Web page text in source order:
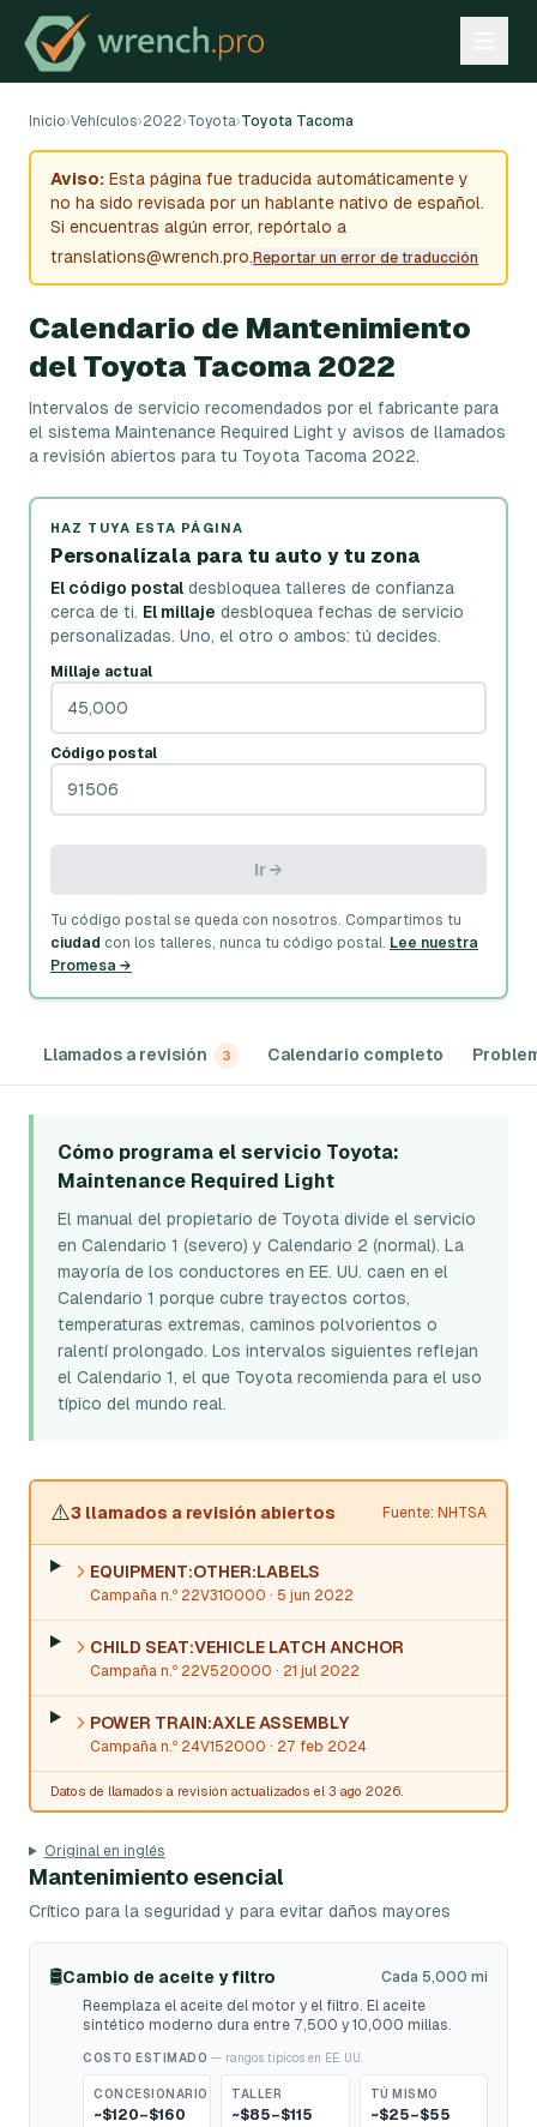
Inicio›Vehículos›2022›Toyota›Toyota Tacoma
Aviso: Esta página fue traducida automáticamente y
no ha sido revisada por un hablante nativo de español.
Si encuentras algún error, repórtalo a
translations@wrench.pro. Reportar un error de traducción
Calendario de Mantenimiento
del Toyota Tacoma 2022
Intervalos de servicio recomendados por el fabricante para
el sistema Maintenance Required Light y avisos de llamados
a revisión abiertos para tu Toyota Tacoma 2022.
HAZ TUYA ESTA PÁGINA
Personalízala para tu auto y tu zona
El código postal desbloquea talleres de confianza
cerca de ti. El millaje desbloquea fechas de servicio
personalizadas. Uno, el otro o ambos: tú decides.
Millaje actual
Código postal
Ir →
Tu código postal se queda con nosotros. Compartimos tu
ciudad con los talleres, nunca tu código postal. Lee nuestra
Promesa →
Llamados a revisión 3 Calendario completo
Cómo programa el servicio Toyota:
Maintenance Required Light
El manual del propietario de Toyota divide el servicio
en Calendario 1 (severo) y Calendario 2 (normal). La
mayoría de los conductores en EE. UU. caen en el
Calendario 1 porque cubre trayectos cortos,
temperaturas extremas, caminos polvorientos o
ralentí prolongado. Los intervalos siguientes reflejan
el Calendario 1, el que Toyota recomienda para el uso
típico del mundo real.
⚠️3 llamados a revisión abiertos Fuente: NHTSA
EQUIPMENT:OTHER:LABELS
Campaña n.º 22V310000 · 5 jun 2022
CHILD SEAT:VEHICLE LATCH ANCHOR
Campaña n.º 22V520000 · 21 jul 2022
POWER TRAIN:AXLE ASSEMBLY
Campaña n.º 24V152000 · 27 feb 2024
Datos de llamados a revisión actualizados el 3 ago 2026.
Original en inglés
Mantenimiento esencial
Crítico para la seguridad y para evitar daños mayores
🛢️Cambio de aceite y filtro
Cada 5,000 mi
Reemplaza el aceite del motor y el filtro. El aceite
sintético moderno dura entre 7,500 y 10,000 millas.
COSTO ESTIMADO — rangos típicos en EE. UU.
CONCESIONARIO
~$120–$160
TALLER
~$85–$115
TÚ MISMO
~$25–$55